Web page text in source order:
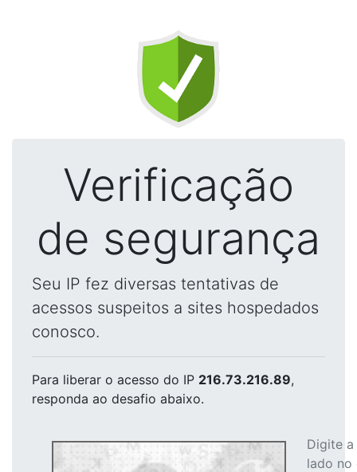
Verificação
de segurança
Seu IP fez diversas tentativas de
acessos suspeitos a sites hospedados
conosco.
Para liberar o acesso do IP 216.73.216.89,
responda ao desafio abaixo.
Digite
lado no